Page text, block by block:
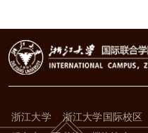
浙江大学 浙江大学国际校区